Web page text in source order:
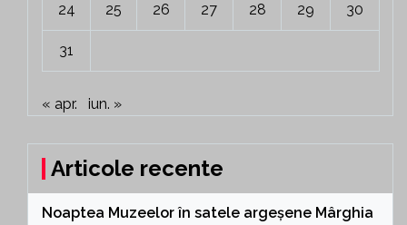
24 25 26 27 28 29 30
31
« apr. iun. »
Articole recente
Noaptea Muzeelor în satele argeșene Mârghia